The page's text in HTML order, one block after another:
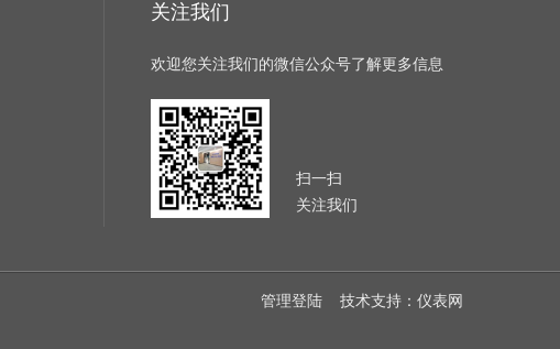
关注我们
欢迎您关注我们的微信公众号了解更多信息
扫一扫
关注我们
管理登陆 技术支持： 仪表网